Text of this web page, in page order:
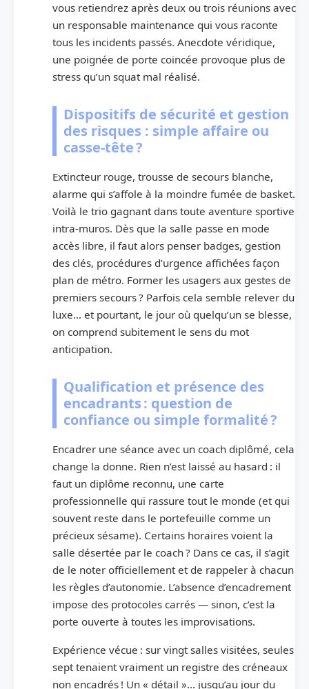
vous retiendrez après deux ou trois réunions avec
un responsable maintenance qui vous raconte
tous les incidents passés. Anecdote véridique,
une poignée de porte coincée provoque plus de
stress qu’un squat mal réalisé.
Dispositifs de sécurité et gestion
des risques : simple affaire ou
casse-tête ?
Extincteur rouge, trousse de secours blanche,
alarme qui s’affole à la moindre fumée de basket.
Voilà le trio gagnant dans toute aventure sportive
intra-muros. Dès que la salle passe en mode
accès libre, il faut alors penser badges, gestion
des clés, procédures d’urgence affichées façon
plan de métro. Former les usagers aux gestes de
premiers secours ? Parfois cela semble relever du
luxe… et pourtant, le jour où quelqu’un se blesse,
on comprend subitement le sens du mot
anticipation.
Qualification et présence des
encadrants : question de
confiance ou simple formalité ?
Encadrer une séance avec un coach diplômé, cela
change la donne. Rien n’est laissé au hasard : il
faut un diplôme reconnu, une carte
professionnelle qui rassure tout le monde (et qui
souvent reste dans le portefeuille comme un
précieux sésame). Certains horaires voient la
salle désertée par le coach ? Dans ce cas, il s’agit
de le noter officiellement et de rappeler à chacun
les règles d’autonomie. L’absence d’encadrement
impose des protocoles carrés — sinon, c’est la
porte ouverte à toutes les improvisations.
Expérience vécue : sur vingt salles visitées, seules
sept tenaient vraiment un registre des créneaux
non encadrés ! Un « détail »… jusqu’au jour du